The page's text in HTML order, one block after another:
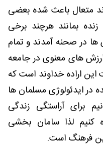
متعال باعث شده بعضی
بمانند هرچند برخی
در صحنه آمدند و تمام
های معنوی در جامعه
این اراده خداوند است که
در ایدئولوژی مسلمان ها
برای آراستگی زندگی
لذا سامان بخشی
فرهنگ است.